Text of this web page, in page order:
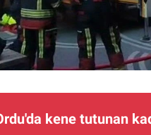
kene tutunan